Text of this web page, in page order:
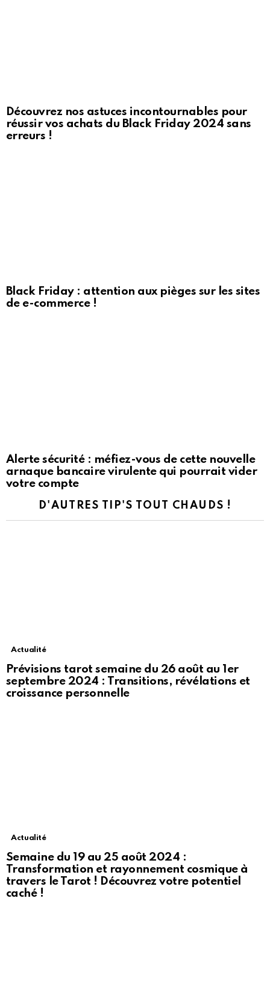
Découvrez nos astuces incontournables pour
réussir vos achats du Black Friday 2024 sans
erreurs !
Black Friday : attention aux pièges sur les sites
de e-commerce !
Alerte sécurité : méfiez-vous de cette nouvelle
arnaque bancaire virulente qui pourrait vider
votre compte
D'AUTRES TIP'S TOUT CHAUDS !
Actualité
Prévisions tarot semaine du 26 août au 1er
septembre 2024 : Transitions, révélations et
croissance personnelle
Actualité
Semaine du 19 au 25 août 2024 :
Transformation et rayonnement cosmique à
travers le Tarot ! Découvrez votre potentiel
caché !